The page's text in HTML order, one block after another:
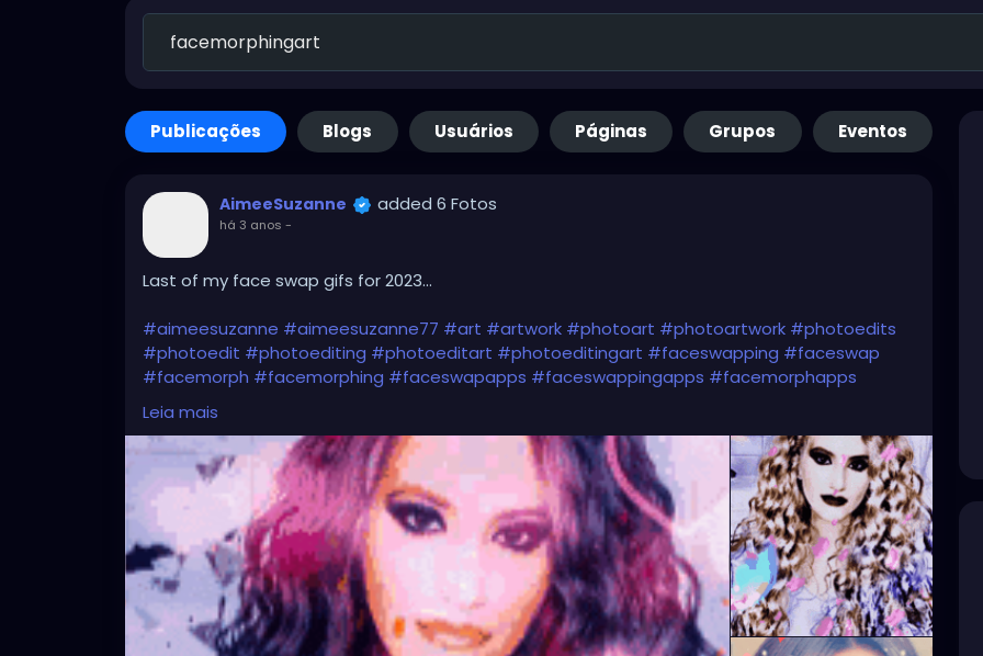
Publicações Blogs Usuários Páginas Grupos Eventos
AimeeSuzanne added 6 Fotos
há 3 anos -
Last of my face swap gifs for 2023...
#aimeesuzanne #aimeesuzanne77 #art #artwork #photoart #photoartwork #photoedits
#photoedit #photoediting #photoeditart #photoeditingart #faceswapping #faceswap
#facemorph #facemorphing #faceswapapps #faceswappingapps #facemorphapps
#facemorphingapps
#facemorphingphotos
#digitalart
#digitalartwork#graphicdesign #graphicdesignart #graphicart#graphicartwork
#forfun#formyamusement#myface #myartwork #myfaceswaps
#myfacemorphs
#myphotos
#artgallery #photogallery
Leia mais